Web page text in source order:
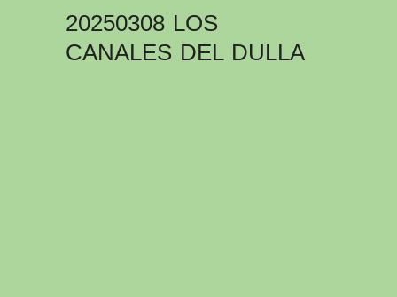
20250308 LOS
CANALES DEL DULLA